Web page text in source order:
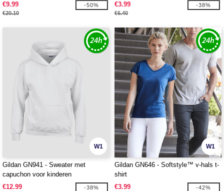
€9.99
€20.10
-50%
€3.99
€6.40
-38%
W1
Gildan GN941 - Sweater met
capuchon voor kinderen
€12.99
-38%
W1
Gildan GN646 - Softstyle™ v-hals t-
shirt
€3.99
-42%